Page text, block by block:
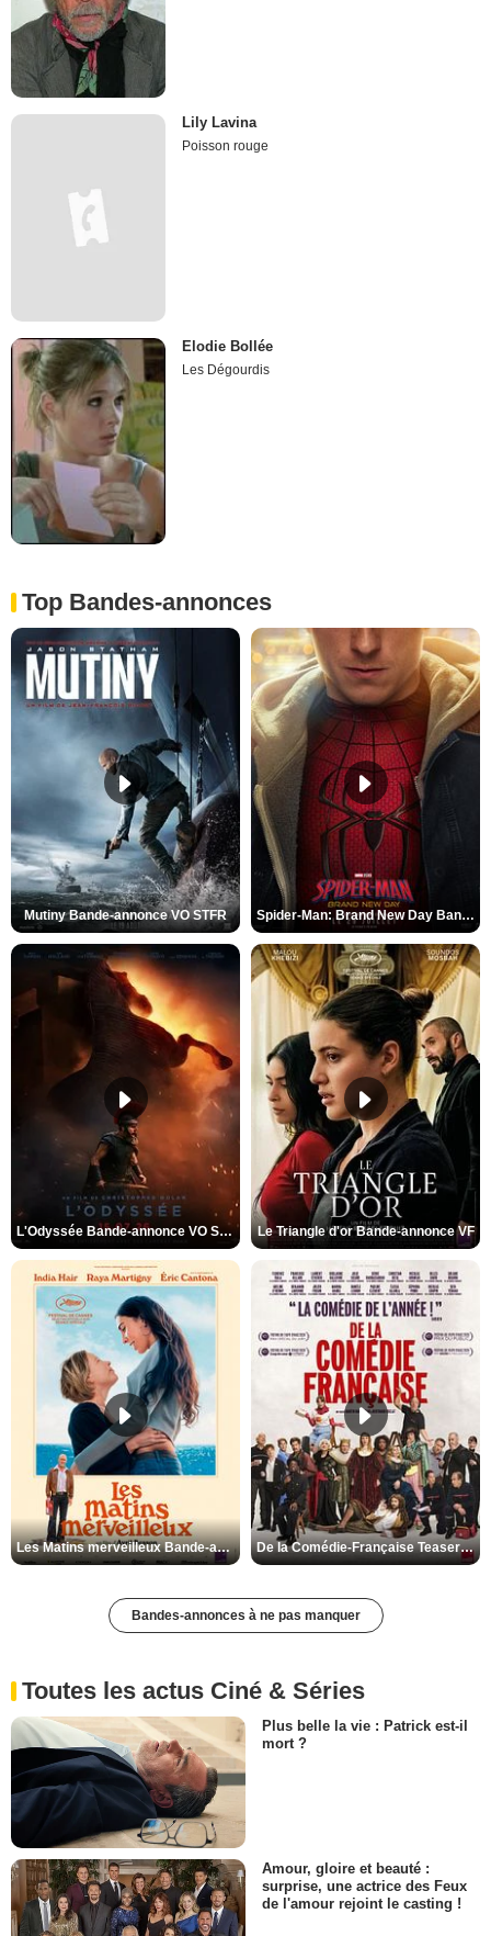
Lily Lavina
Poisson rouge
Elodie Bollée
Les Dégourdis
Top Bandes-annonces
Mutiny Bande-annonce VO STFR Spider-Man: Brand New Day Bande-annonce VO STFR
L'Odyssée Bande-annonce VO STFR Le Triangle d'or Bande-annonce VF
Les Matins merveilleux Bande-annonce VF De la Comédie-Française Teaser VF
Bandes-annonces à ne pas manquer
Toutes les actus Ciné & Séries
Plus belle la vie : Patrick est-il
mort ?
Amour, gloire et beauté :
surprise, une actrice des Feux
de l'amour rejoint le casting !